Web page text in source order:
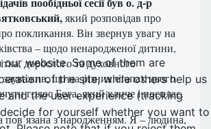
який розповідав про
покликання. Він звернув увагу на
– щодо ненародженої дитини,
дорослого та духовного
зауважив, що на різних етапах цього
голос Бога, який кличе і посилає.
з народженням. Я – людина,
our website. Some of them are
of the site, while others help us
and the user experience (tracking
for yourself whether you want to